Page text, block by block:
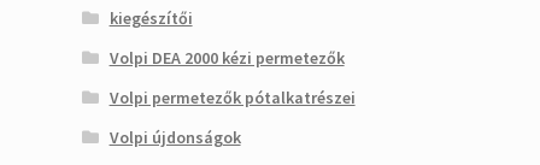
kiegészítői
Volpi DEA 2000 kézi permetezők
Volpi permetezők pótalkatrészei
Volpi újdonságok